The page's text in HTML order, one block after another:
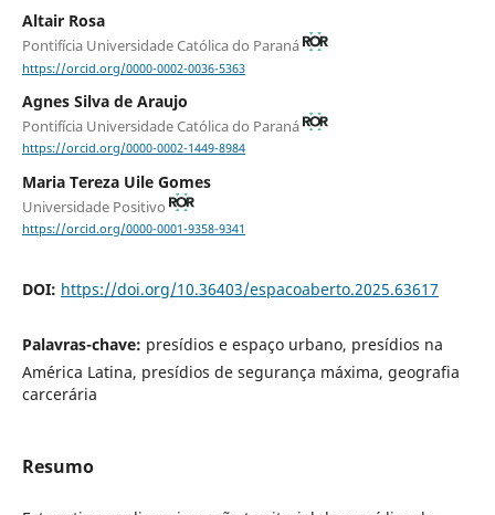
Altair Rosa
Pontifícia Universidade Católica do Paraná
https://orcid.org/0000-0002-0036-5363
Agnes Silva de Araujo
Pontifícia Universidade Católica do Paraná
https://orcid.org/0000-0002-1449-8984
Maria Tereza Uile Gomes
Universidade Positivo
https://orcid.org/0000-0001-9358-9341
DOI: https://doi.org/10.36403/espacoaberto.2025.63617
Palavras-chave: presídios e espaço urbano, presídios na
América Latina, presídios de segurança máxima, geografia
carcerária
Resumo